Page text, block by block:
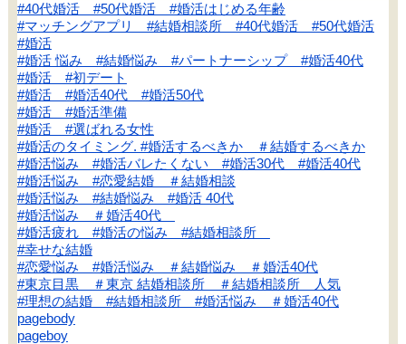
#40代婚活 #50代婚活 #婚活はじめる年齢
#マッチングアプリ #結婚相談所 #40代婚活 #50代婚活
#婚活
#婚活 悩み #結婚悩み #パートナーシップ #婚活40代
#婚活 #初デート
#婚活 #婚活40代 #婚活50代
#婚活 #婚活準備
#婚活 #選ばれる女性
#婚活のタイミング. #婚活するべきか ＃結婚するべきか
#婚活悩み #婚活バレたくない #婚活30代 #婚活40代
#婚活悩み #恋愛結婚 ＃結婚相談
#婚活悩み #結婚悩み #婚活 40代
#婚活悩み ＃婚活40代
#婚活疲れ #婚活の悩み #結婚相談所
#幸せな結婚
#恋愛悩み #婚活悩み ＃結婚悩み ＃婚活40代
#東京目黒 ＃東京 結婚相談所 ＃結婚相談所 人気
#理想の結婚 #結婚相談所 #婚活悩み ＃婚活40代
pagebody
pageboy